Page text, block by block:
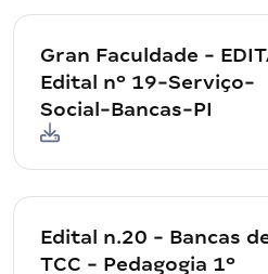
Gran Faculdade -
Edital nº 19-Serviço-
Social-Bancas-PI
Edital n.20 - Bancas
TCC - Pedagogia 1º